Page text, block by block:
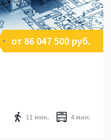
от 86 047 500 руб.
11 мин. 4 мин.